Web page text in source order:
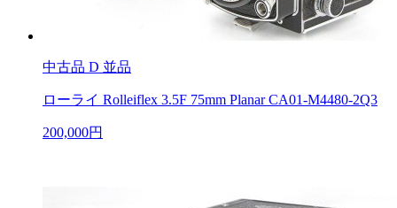
中古品 D 並品
ローライ Rolleiflex 3.5F 75mm Planar CA01-M4480-2Q3
200,000円